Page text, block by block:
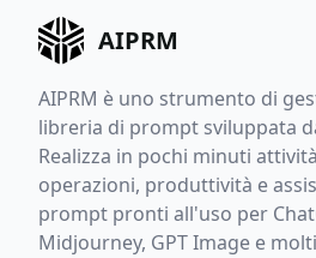
AIPRM
AIPRM è uno strumento di
libreria di prompt sviluppata
Realizza in pochi minuti
operazioni, produttività e
prompt pronti all'uso per
Midjourney, GPT Image e